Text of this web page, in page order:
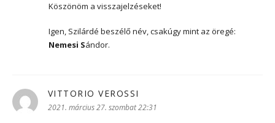
Köszönöm a visszajelzéseket!
Igen, Szilárdé beszélő név, csakúgy mint az öregé:
Nemesi Sándor.
VITTORIO VEROSSI
2021. március 27. szombat 22:31